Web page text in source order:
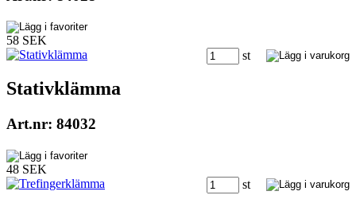
58 SEK
st
Stativklämma
Art.nr: 84032
48 SEK
st